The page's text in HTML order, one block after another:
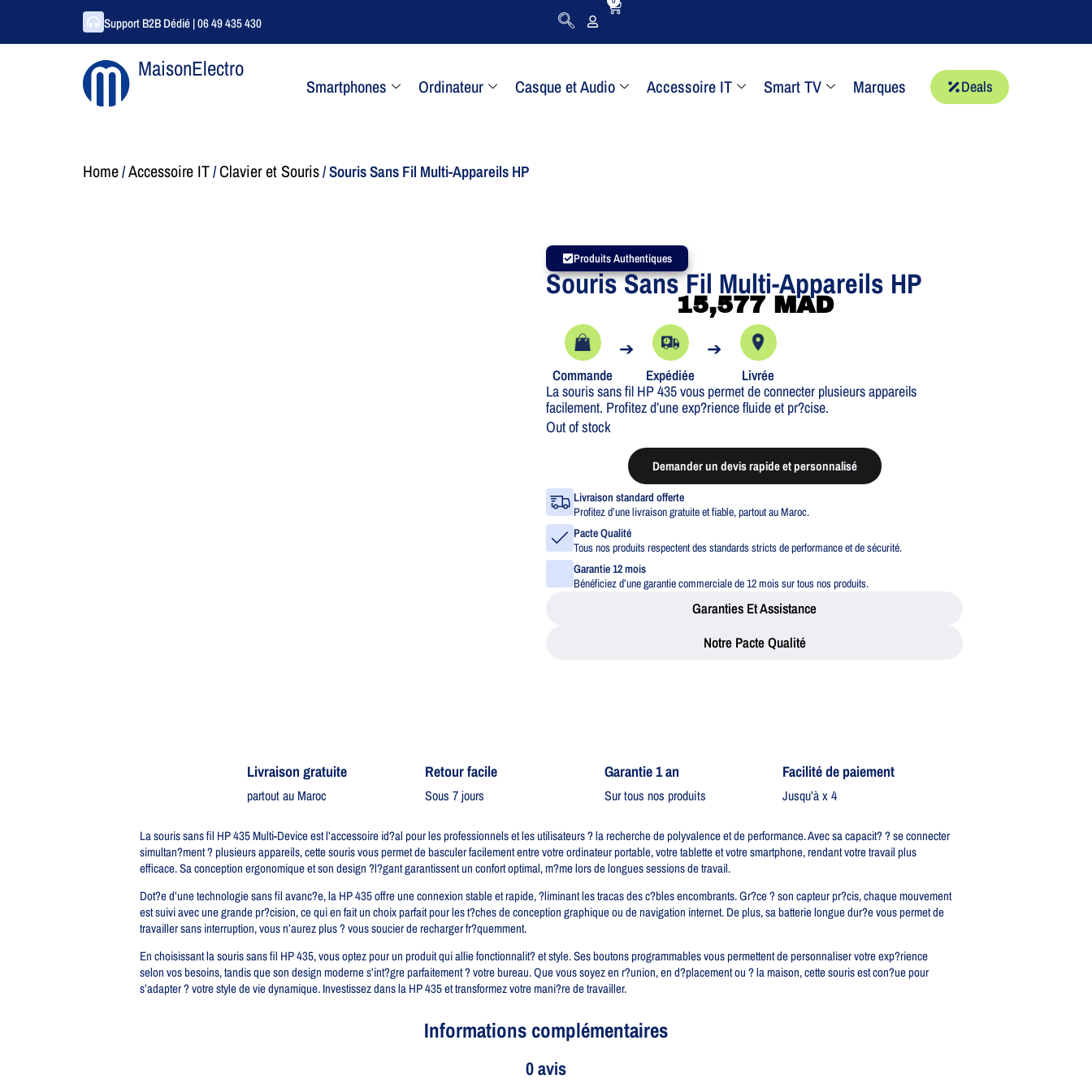
Support B2B Dédié | 06 49 435 430
MaisonElectro
Smartphones Ordinateur Casque et Audio Accessoire IT Smart TV Marques Deals
Home/Accessoire IT/Clavier et Souris/ Souris Sans Fil Multi-Appareils HP
Produits Authentiques
Souris Sans Fil Multi-Appareils HP
15,577MAD
Commande
➔
Expédiée
➔
Livrée
La souris sans fil HP 435 vous permet de connecter plusieurs appareils
facilement. Profitez d’une exp?rience fluide et pr?cise.
Out of stock
Demander un devis rapide et personnalisé
Livraison standard offerte
Profitez d’une livraison gratuite et fiable, partout au Maroc.
Pacte Qualité
Tous nos produits respectent des standards stricts de performance et de sécurité.
Garantie 12 mois
Bénéficiez d’une garantie commerciale de 12 mois sur tous nos produits.
Garanties Et Assistance
Notre Pacte Qualité
Livraison gratuite​
partout au Maroc
Retour facile​
Sous 7 jours
Garantie 1 an
Sur tous nos produits
Facilité de paiement
Jusqu’à x 4
La souris sans fil HP 435 Multi-Device est l’accessoire id?al pour les professionnels et les utilisateurs ? la recherche de polyvalence et de performance. Avec sa capacit? ? se connecter
simultan?ment ? plusieurs appareils, cette souris vous permet de basculer facilement entre votre ordinateur portable, votre tablette et votre smartphone, rendant votre travail plus
efficace. Sa conception ergonomique et son design ?l?gant garantissent un confort optimal, m?me lors de longues sessions de travail.
Dot?e d’une technologie sans fil avanc?e, la HP 435 offre une connexion stable et rapide, ?liminant les tracas des c?bles encombrants. Gr?ce ? son capteur pr?cis, chaque mouvement
est suivi avec une grande pr?cision, ce qui en fait un choix parfait pour les t?ches de conception graphique ou de navigation internet. De plus, sa batterie longue dur?e vous permet de
travailler sans interruption, vous n’aurez plus ? vous soucier de recharger fr?quemment.
En choisissant la souris sans fil HP 435, vous optez pour un produit qui allie fonctionnalit? et style. Ses boutons programmables vous permettent de personnaliser votre exp?rience
selon vos besoins, tandis que son design moderne s’int?gre parfaitement ? votre bureau. Que vous soyez en r?union, en d?placement ou ? la maison, cette souris est con?ue pour
s’adapter ? votre style de vie dynamique. Investissez dans la HP 435 et transformez votre mani?re de travailler.
Informations complémentaires
0 avis